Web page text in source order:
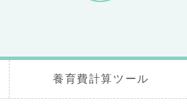
養育費計算ツール